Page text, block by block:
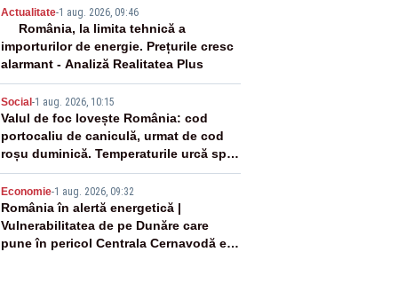
Actualitate-1 aug. 2026, 09:46
România, la limita tehnică a
importurilor de energie. Prețurile cresc
alarmant - Analiză Realitatea Plus
Social -1 aug. 2026, 10:15
Valul de foc lovește România: cod
portocaliu de caniculă, urmat de cod
roșu duminică. Temperaturile urcă spre
40°C
Economie-1 aug. 2026, 09:32
România în alertă energetică |
Vulnerabilitatea de pe Dunăre care
pune în pericol Centrala Cernavodă era